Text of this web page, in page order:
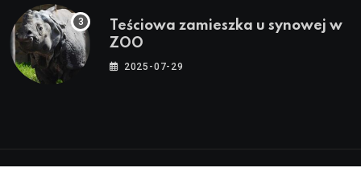
Teściowa zamieszka u synowej w
ZOO
2025-07-29